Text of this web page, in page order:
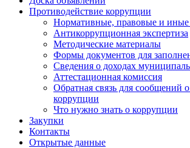
Противодействие коррупции
Нормативные, правовые и иные
Антикоррупционная экспертиза
Методические материалы
Формы документов для
Сведения о доходах
Аттестационная комиссия
Обратная связь для сообщений
коррупции
Что нужно знать о коррупции
Закупки
Контакты
Открытые данные